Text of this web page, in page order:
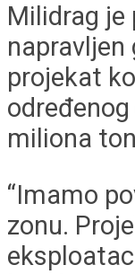
Milidrag je
napravljen
projekat
miliona
“Imamo
zonu.